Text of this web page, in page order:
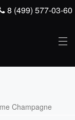
8 (499) 577-03-60
Champagne